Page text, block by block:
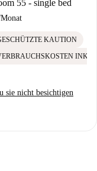
55 - single bed
Monat
KAUTION
sie nicht besichtigen